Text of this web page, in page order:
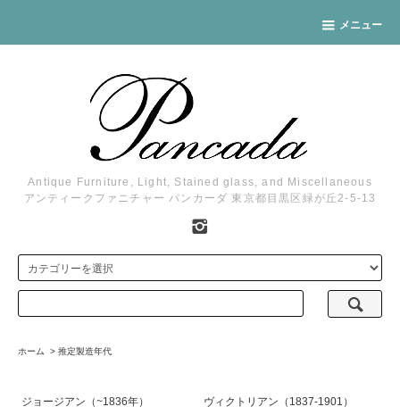
メニュー
Antique Furniture, Light, Stained glass, and Miscellaneous
アンティークファニチャー パンカーダ 東京都目黒区緑が丘2-5-13
ホーム > 推定製造年代
ジョージアン（~1836年） ヴィクトリアン（1837-1901）